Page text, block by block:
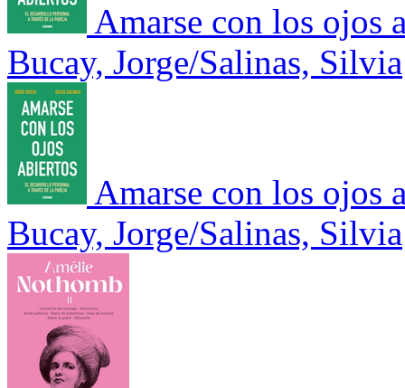
Amarse con los ojos
Bucay, Jorge/Salinas, Silvia
Amarse con los ojos
Bucay, Jorge/Salinas, Silvia